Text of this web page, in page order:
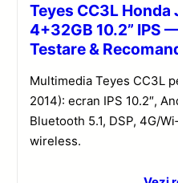
Teyes CC3L
4+32GB 10.2” IPS
Testare &
Multimedia Teyes CC3L
2014): ecran IPS 10.2″,
Bluetooth 5.1, DSP, 4G/
wireless.